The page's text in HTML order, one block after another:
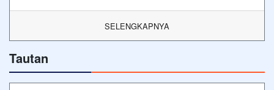
SELENGKAPNYA
Tautan